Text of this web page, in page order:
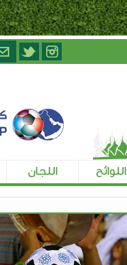
اللوائح اللجان